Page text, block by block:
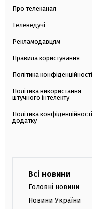
Про телеканал
Телеведучі
Рекламодавцям
Правила користування
Політика конфіденційності
Політика використання
штучного інтелекту
Політика конфіденційності
додатку
Всі новини
Головні новини
Новини України